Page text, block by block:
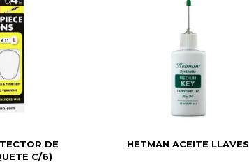
DE
C/6)
HETMAN ACEITE LLAVES